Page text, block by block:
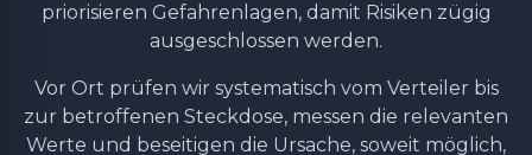
priorisieren Gefahrenlagen, damit Risiken zügig
ausgeschlossen werden.
Vor Ort prüfen wir systematisch vom Verteiler bis
zur betroffenen Steckdose, messen die relevanten
Werte und beseitigen die Ursache, soweit möglich,